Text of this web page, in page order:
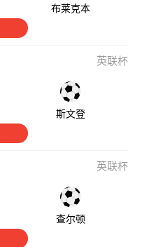
布莱克本
英联杯
斯文登
英联杯
查尔顿